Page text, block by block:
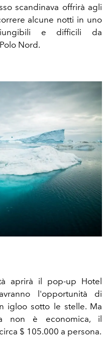
scandinava offrirà agli
alcune notti in uno
e difficili da
Nord.
aprirà il pop-up Hotel
l'opportunità di
igloo sotto le stelle. Ma
non è economica, il
$ 105.000 a persona.